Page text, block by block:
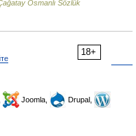
Osmanlı Sözlük
18+
Joomla,
Drupal,